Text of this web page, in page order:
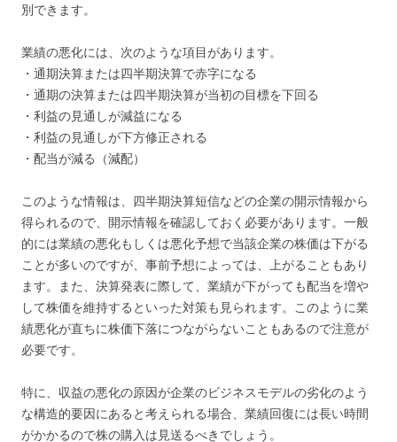
別できます。
業績の悪化には、次のような項目があります。
・通期決算または四半期決算で赤字になる
・通期の決算または四半期決算が当初の目標を下回る
・利益の見通しが減益になる
・利益の見通しが下方修正される
・配当が減る（減配）
このような情報は、四半期決算短信などの企業の開示情報から
得られるので、開示情報を確認しておく必要があります。一般
的には業績の悪化もしくは悪化予想で当該企業の株価は下がる
ことが多いのですが、事前予想によっては、上がることもあり
ます。また、決算発表に際して、業績が下がっても配当を増や
して株価を維持するといった対策も見られます。このように業
績悪化が直ちに株価下落につながらないこともあるので注意が
必要です。
特に、収益の悪化の原因が企業のビジネスモデルの劣化のよう
な構造的要因にあると考えられる場合、業績回復には長い時間
がかかるので株の購入は見送るべきでしょう。